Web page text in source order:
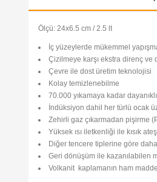
Ölçü: 24x6.5 cm / 2.5 lt
İç yüzeylerde mükemmel
Çizilmeye karşı ekstra direnç ve
Çevre ile dost üretim teknolojisi
Kolay temizlenebilme
70.000 yıkamaya kadar
İndüksiyon dahil her türlü ocak
Zehirli gaz çıkarmadan pişirme
Yüksek ısı iletkenliği ile kısık
Diğer tencere tiplerine göre
Geri dönüşüm ile kazanılabilen
Volkanit kaplamanın ham